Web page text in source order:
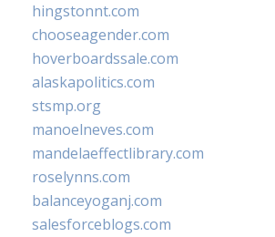
hingstonnt.com
chooseagender.com
hoverboardssale.com
alaskapolitics.com
stsmp.org
manoelneves.com
mandelaeffectlibrary.com
roselynns.com
balanceyoganj.com
salesforceblogs.com